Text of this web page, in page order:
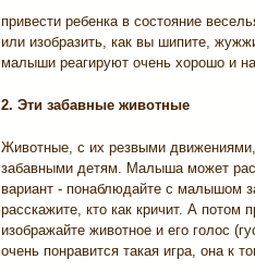
привести ребенка в состояние
или изобразить, как вы шипите,
малыши реагируют очень хорошо и
2. Эти забавные животные
Животные, с их резвыми
забавными детям. Малыша может
вариант - понаблюдайте с малышом
расскажите, кто как кричит. А
изображайте животное и его голос
очень понравится такая игра, она к